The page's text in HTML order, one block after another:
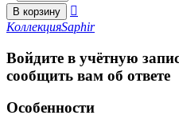
В корзину

КоллекцияSaphir
Войдите в учётную
сообщить вам об ответе
Особенности